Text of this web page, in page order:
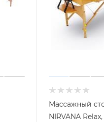
Массажный
NIRVANA